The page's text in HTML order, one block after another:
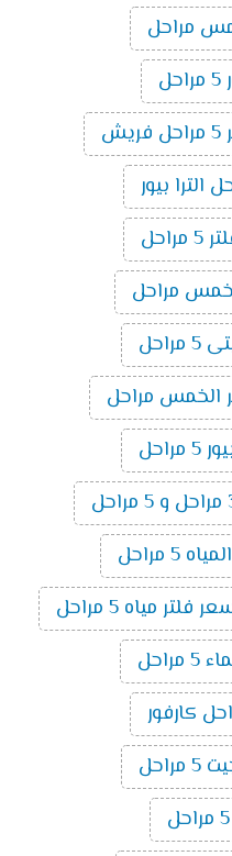
مراحل
مراحل
الخمس مراحل
5 مراحل
فلتر مياه 5 مراحل